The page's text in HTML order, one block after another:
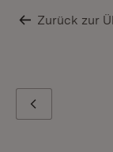
Zurück zur